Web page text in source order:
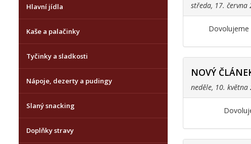
Hlavní jídla
Kaše a palačinky
Tyčinky a sladkosti
Nápoje, dezerty a pudingy
Slaný snacking
Doplňky stravy
středa, 17. června
Dovolujeme
NOVÝ
neděle, 10. května